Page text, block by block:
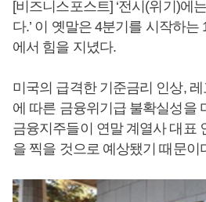
[비즈니스포스트] ‘전시(위기)에
다.’ 이 옛말은 4분기를 시작하는
에서 힘을 지녔다.
미국의 급격한 기준금리 인상,
에 따른 금융위기급 불확실성을
금융지주들이 연말 계열사 대표
을 찍을 것으로 예상됐기 때문이